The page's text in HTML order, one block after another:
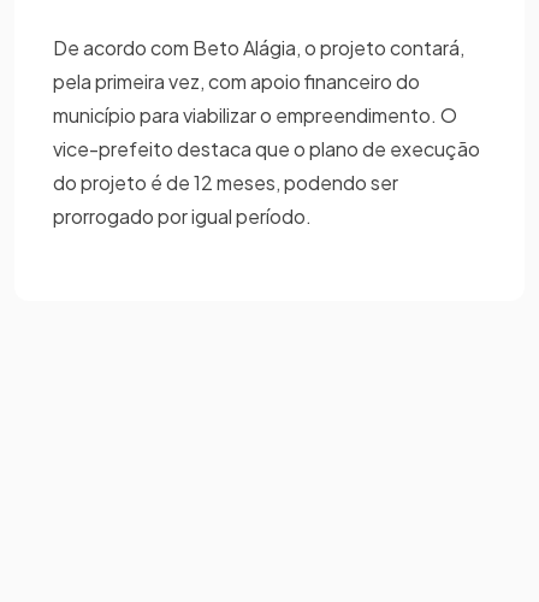
De acordo com Beto Alágia, o projeto contará,
pela primeira vez, com apoio financeiro do
município para viabilizar o empreendimento. O
vice-prefeito destaca que o plano de execução
do projeto é de 12 meses, podendo ser
prorrogado por igual período.